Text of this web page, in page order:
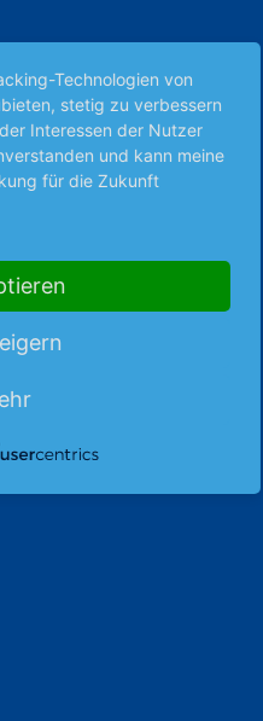
Technologien von
stetig zu verbessern
Interessen der Nutzer
und kann meine
für die Zukunft